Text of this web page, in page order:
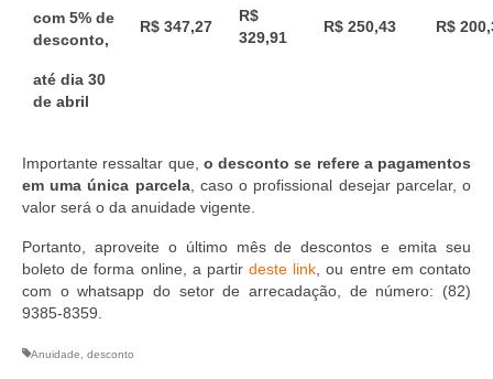
Eleições
Fiscalização
Legislações
Decisões
Portarias
Resoluções
com 5% de
desconto,
até dia 30
de abril
R$ 347,27
R$
329,91
R$ 250,43 R$
Importante ressaltar que, o desconto se refere a pagamentos
em uma única parcela, caso o profissional desejar parcelar, o
valor será o da anuidade vigente.
Portanto, aproveite o último mês de descontos e emita seu
boleto de forma online, a partirdeste link , ou entre em contato
com o whatsapp do setor de arrecadação, de número: (82)
9385-8359.
Anuidade desconto